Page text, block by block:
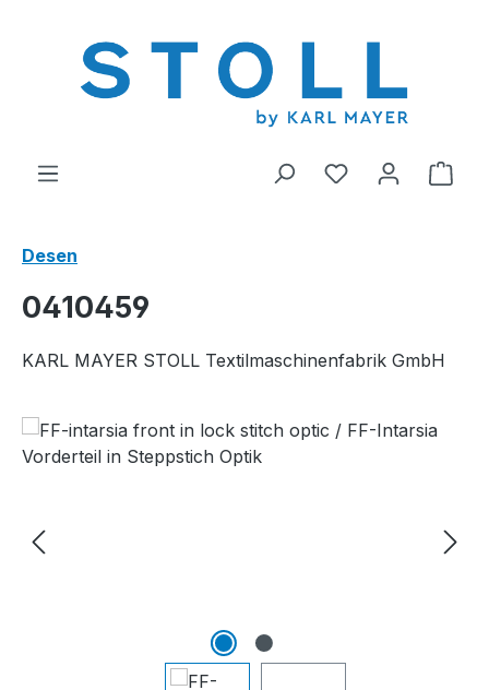
0 istek listesi
Desen
0410459
KARL MAYER STOLL Textilmaschinenfabrik GmbH
Resim galerisini atla